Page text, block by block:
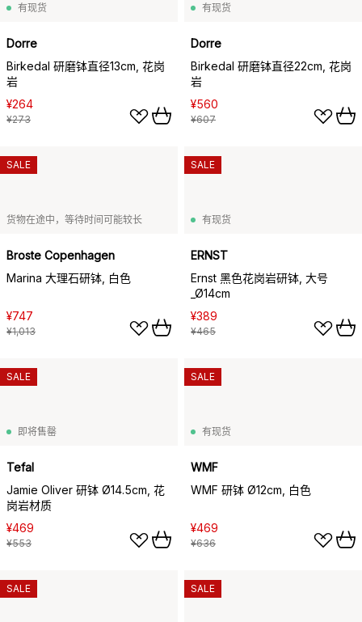
有现货
Dorre
Birkedal 研磨钵直径13cm, 花岗
岩
¥264
¥273
有现货
Dorre
Birkedal 研磨钵直径22cm, 花岗
岩
¥560
¥607
货物在途中，等待时间可能较长
Broste Copenhagen
Marina 大理石研钵, 白色
¥747
¥1,013
SALE
有现货
ERNST
Ernst 黑色花岗岩研钵, 大号
_Ø14cm
¥389
¥465
SALE
即将售罄
Tefal
Jamie Oliver 研钵 Ø14.5cm, 花
岗岩材质
¥469
¥553
SALE
有现货
WMF
WMF 研钵 Ø12cm, 白色
¥469
¥636
SALE
SALE SALE